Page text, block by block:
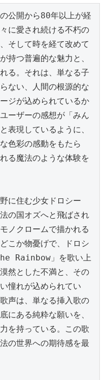
公開から80年以上が経
に愛され続ける不朽の
そして時を経て改めて
持つ普遍的な魅力と、
る。それは、単なる子
ない、人間の根源的な
ジが込められているか
ーザーの感想が「みん
表現しているように、
色彩の感動をもたら
る魔法のような体験を
に住む少女ドロシー
の国オズへと飛ばされ
ノクロームで描かれる
こか物憂げで、ドロシ
Rainbow」を歌い上
然とした不満と、その
憧れが込められてい
声は、単なる挿入歌の
にある純粋な願いを、
を持っている。この歌
の世界への期待感を最